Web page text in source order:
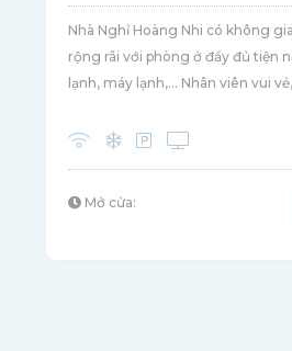
Nhà Nghỉ Hoàng Nhi có không
rộng rãi với phòng ở đầy đủ tiện
lạnh, máy lạnh,... Nhân viên vui
Mở cửa: